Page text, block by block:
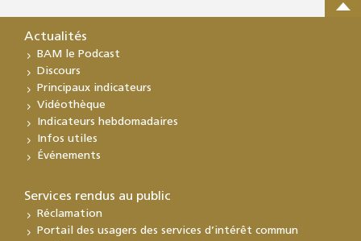
Actualités
BAM le Podcast
Discours
Principaux indicateurs
Vidéothèque
Indicateurs hebdomadaires
Infos utiles
Événements
Services rendus au public
Réclamation
Portail des usagers des services d’intérêt commun